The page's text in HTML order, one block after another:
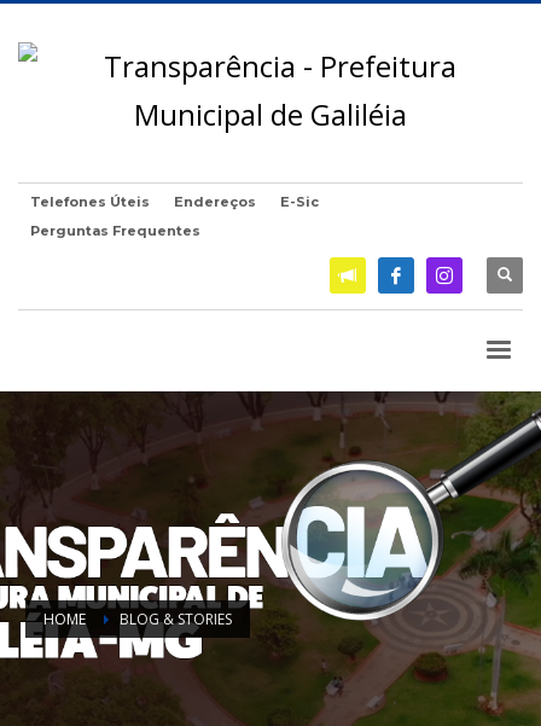
Telefones Úteis Endereços
E-Sic
Perguntas Frequentes
HOME BLOG & STORIES